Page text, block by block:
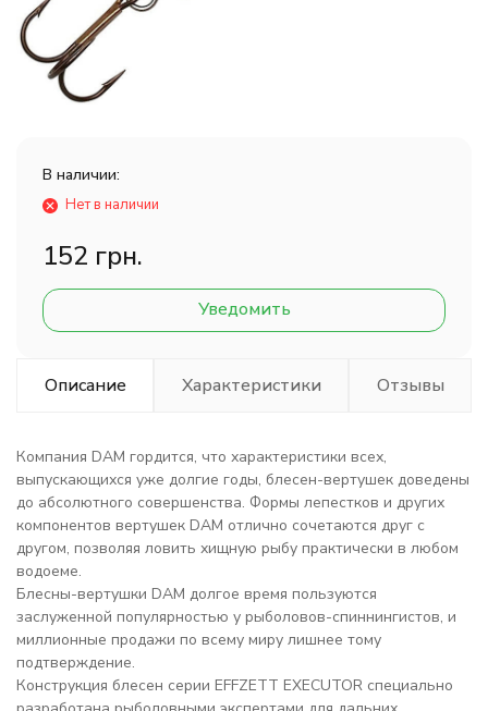
В наличии:
Нет в наличии
152 грн.
Уведомить
Описание Характеристики Отзывы
Компания DAM гордится, что характеристики всех,
выпускающихся уже долгие годы, блесен-вертушек доведены
до абсолютного совершенства. Формы лепестков и других
компонентов вертушек DAM отлично сочетаются друг с
другом, позволяя ловить хищную рыбу практически в любом
водоеме.
Блесны-вертушки DAM долгое время пользуются
заслуженной популярностью у рыболовов-спиннингистов, и
миллионные продажи по всему миру лишнее тому
подтверждение.
Конструкция блесен серии EFFZETT EXECUTOR специально